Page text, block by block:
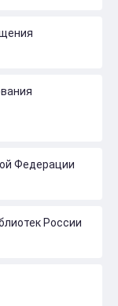
Федерации
России